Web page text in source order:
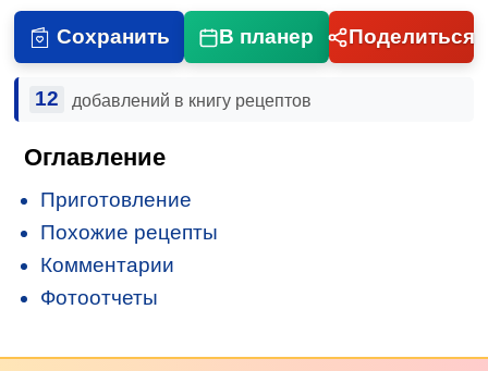
Сохранить В планер Поделиться
12 добавлений в книгу рецептов
Оглавление
Приготовление
Похожие рецепты
Комментарии
Фотоотчеты